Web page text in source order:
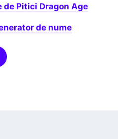
de Pitici Dragon Age
de nume